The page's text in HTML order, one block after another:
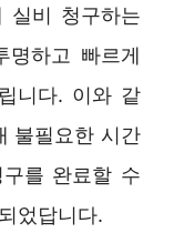
실비 청구하는
명하고 빠르게
니다. 이와 같
불필요한 시간
를 완료할 수
었답니다.